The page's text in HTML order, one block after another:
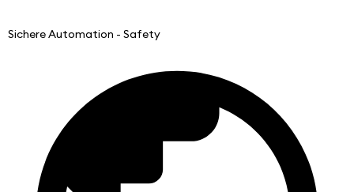
Sichere Automation - Safety